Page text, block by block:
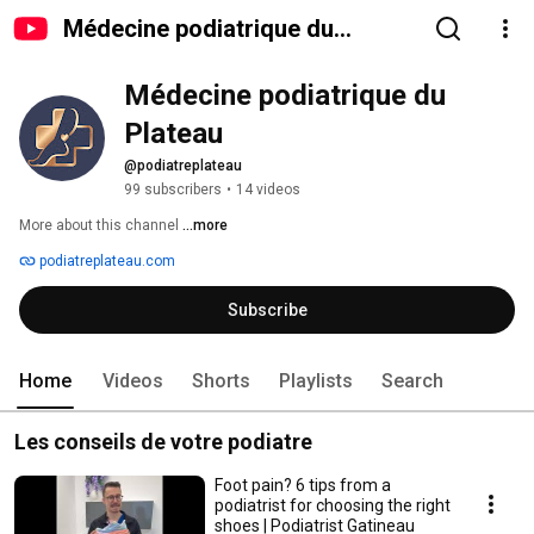
Médecine podiatrique du
Médecine podiatrique du
Plateau
@podiatreplateau
99 subscribers • 14 videos
More about this channel ...more
podiatreplateau.com
Subscribe
Home Videos Shorts Playlists Search
Les conseils de votre podiatre
Foot pain? 6 tips from a
podiatrist for choosing the right
shoes | Podiatrist Gatineau